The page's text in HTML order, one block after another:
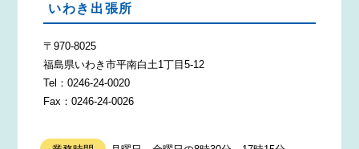
いわき出張所
〒970-8025
福島県いわき市平南白土1丁目5-12
Tel：0246-24-0020
Fax：0246-24-0026